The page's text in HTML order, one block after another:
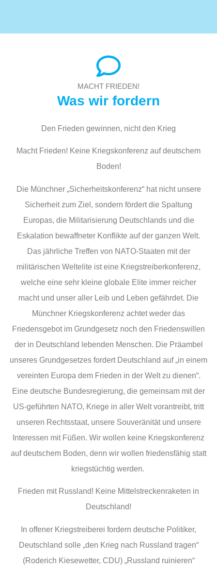
MACHT FRIEDEN!
Was wir fordern
Den Frieden gewinnen, nicht den Krieg
Macht Frieden! Keine Kriegskonferenz auf deutschem
Boden!
Die Münchner „Sicherheitskonferenz“ hat nicht unsere
Sicherheit zum Ziel, sondern fördert die Spaltung
Europas, die Militarisierung Deutschlands und die
Eskalation bewaffneter Konflikte auf der ganzen Welt.
Das jährliche Treffen von NATO-Staaten mit der
militärischen Weltelite ist eine Kriegstreiberkonferenz,
welche eine sehr kleine globale Elite immer reicher
macht und unser aller Leib und Leben gefährdet. Die
Münchner Kriegskonferenz achtet weder das
Friedensgebot im Grundgesetz noch den Friedenswillen
der in Deutschland lebenden Menschen. Die Präambel
unseres Grundgesetzes fordert Deutschland auf „in einem
vereinten Europa dem Frieden in der Welt zu dienen“.
Eine deutsche Bundesregierung, die gemeinsam mit der
US-geführten NATO, Kriege in aller Welt vorantreibt, tritt
unseren Rechtsstaat, unsere Souveränität und unsere
Interessen mit Füßen. Wir wollen keine Kriegskonferenz
auf deutschem Boden, denn wir wollen friedensfähig statt
kriegstüchtig werden.
Frieden mit Russland! Keine Mittelstreckenraketen in
Deutschland!
In offener Kriegstreiberei fordern deutsche Politiker,
Deutschland solle „den Krieg nach Russland tragen“
(Roderich Kiesewetter, CDU) „Russland ruinieren“